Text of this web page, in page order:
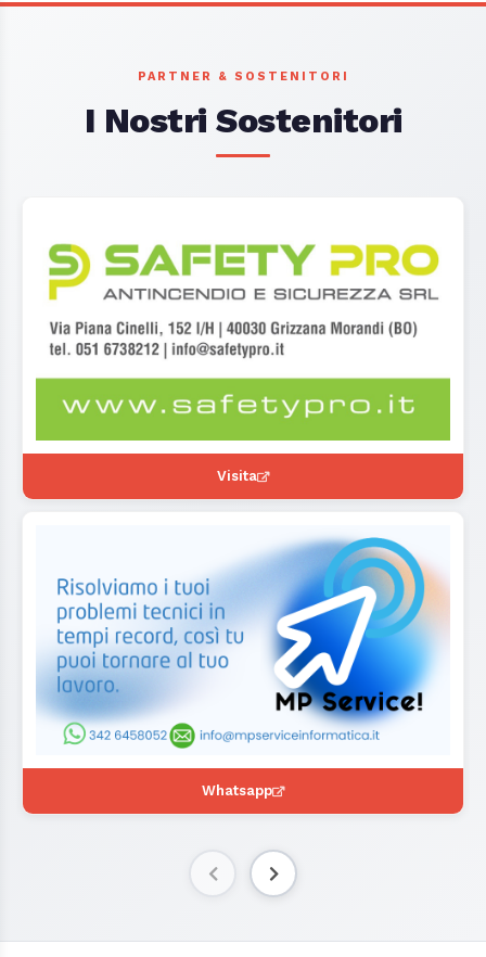
PARTNER & SOSTENITORI
I Nostri Sostenitori
Visita
Whatsapp